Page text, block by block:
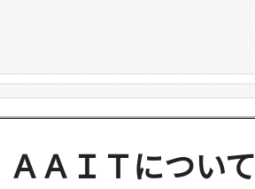
ＡＡＩＴについて